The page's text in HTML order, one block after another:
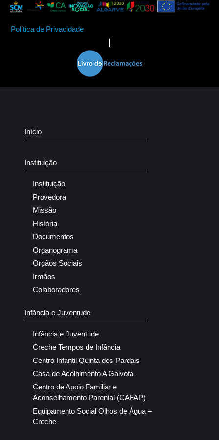
Política de Privacidade
Início
Instituição
Instituição
Provedora
Missão
História
Documentos
Organograma
Orgãos Sociais
Irmãos
Colaboradores
Infância e Juventude
Infância e Juventude
Creche Tempos de Infância
Centro Infantil Quinta dos Pardais
Casa de Acolhimento A Gaivota
Centro de Apoio Familiar e
Aconselhamento Parental (CAFAP)
Equipamento Social Olhos de Água –
Creche